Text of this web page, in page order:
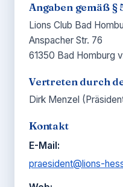
Angaben gemäß §
Lions Club Bad
Anspacher Str. 76
61350 Bad Homburg
Vertreten durch
Dirk Menzel
Kontakt
E-Mail:
praesident@lions-